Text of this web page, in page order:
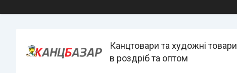
Канцтовари та художні товари
в роздріб та оптом